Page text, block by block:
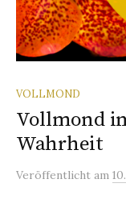
VOLLMOND
Vollmond
Wahrheit
Veröffentlicht am